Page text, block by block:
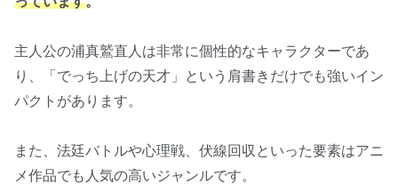
主人公の浦真鷲直人は非常に個性的なキャラクターであ
り、「でっち上げの天才」という肩書きだけでも強いイン
パクトがあります。
また、法廷バトルや心理戦、伏線回収といった要素はアニ
メ作品でも人気の高いジャンルです。